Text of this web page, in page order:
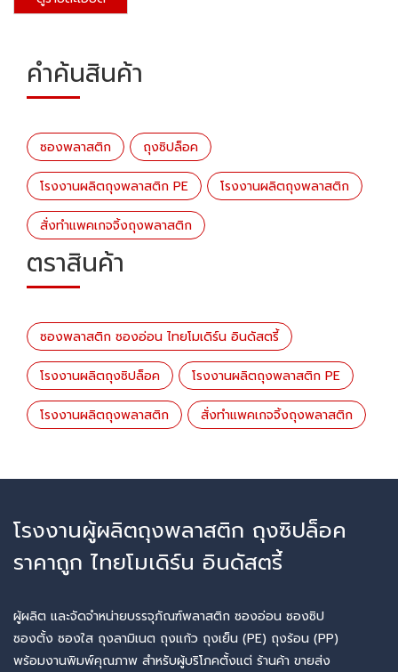
คำค้นสินค้า
ซองพลาสติก ถุงซิปล็อค
โรงงานผลิตถุงพลาสติก PE โรงงานผลิตถุงพลาสติก
สั่งทำแพคเกจจิ้งถุงพลาสติก
ตราสินค้า
ซองพลาสติก ซองอ่อน ไทยโมเดิร์น อินดัสตรี้
โรงงานผลิตถุงซิปล็อค โรงงานผลิตถุงพลาสติก PE
โรงงานผลิตถุงพลาสติก สั่งทำแพคเกจจิ้งถุงพลาสติก
โรงงานผู้ผลิตถุงพลาสติก ถุงซิปล็อค
ราคาถูก ไทยโมเดิร์น อินดัสตรี้
ผู้ผลิต และจัดจำหน่ายบรรจุภัณฑ์พลาสติก ซองอ่อน ซองซิป
ซองตั้ง ซองใส ถุงลามิเนต ถุงแก้ว ถุงเย็น (PE) ถุงร้อน (PP)
พร้อมงานพิมพ์คุณภาพ สำหรับผู้บริโภคตั้งแต่ ร้านค้า ขายส่ง